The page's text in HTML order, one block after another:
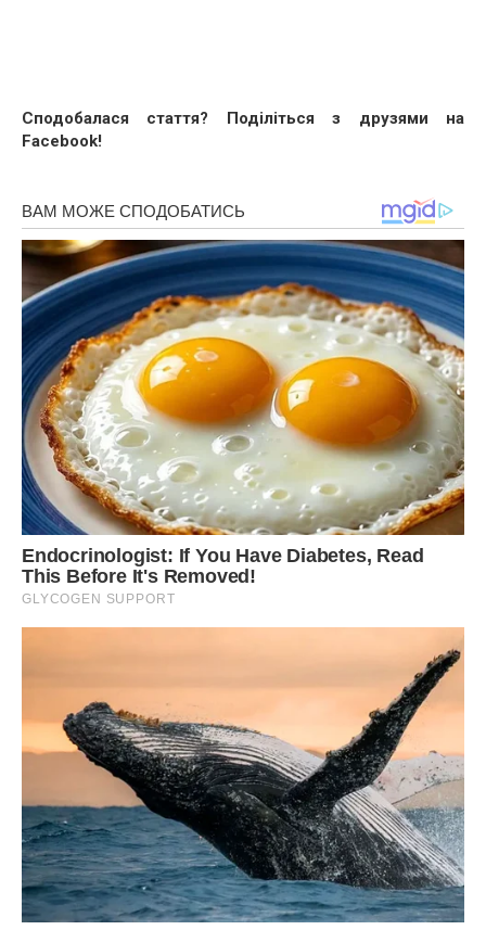
Сподобалася стаття? Поділіться з друзями на
Facebook!